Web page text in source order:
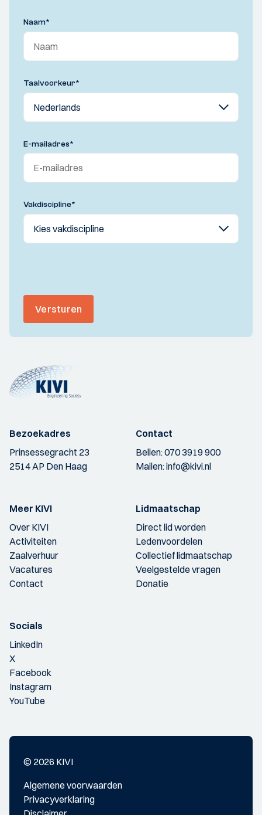
Naam*
Taalvoorkeur*
E-mailadres*
Vakdiscipline*
Versturen
Bezoekadres
Prinsessegracht 23
2514 AP Den Haag
Contact
Bellen:070 3919 900
Mailen:info@kivi.nl
Meer KIVI
Over KIVI
Activiteiten
Zaalverhuur
Vacatures
Contact
Lidmaatschap
Direct lid worden
Ledenvoordelen
Collectief lidmaatschap
Veelgestelde vragen
Donatie
Socials
LinkedIn
X
Facebook
Instagram
YouTube
© 2026 KIVI
Algemene voorwaarden
Privacyverklaring